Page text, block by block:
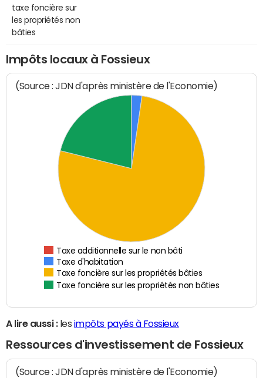
taxe foncière sur
les propriétés non
bâties
Impôts locaux à Fossieux
(Source : JDN d'après ministère de l'Economie)
Taxe additionnelle sur le non bâti
Taxe d'habitation
Taxe foncière sur les propriétés bâties
Taxe foncière sur les propriétés non bâties
A lire aussi :les impôts payés à Fossieux
Ressources d'investissement de Fossieux
(Source : JDN d'après ministère de l'Economie)